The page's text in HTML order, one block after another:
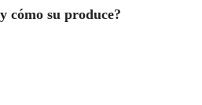
cómo su produce?